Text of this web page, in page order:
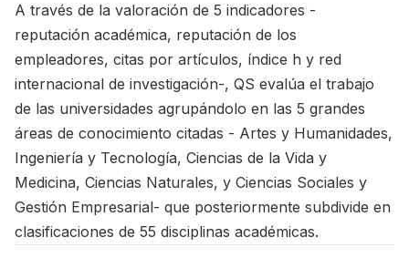
A través de la valoración de 5 indicadores -
reputación académica, reputación de los
empleadores, citas por artículos, índice h y red
internacional de investigación-, QS evalúa el trabajo
de las universidades agrupándolo en las 5 grandes
áreas de conocimiento citadas - Artes y Humanidades,
Ingeniería y Tecnología, Ciencias de la Vida y
Medicina, Ciencias Naturales, y Ciencias Sociales y
Gestión Empresarial- que posteriormente subdivide en
clasificaciones de 55 disciplinas académicas.